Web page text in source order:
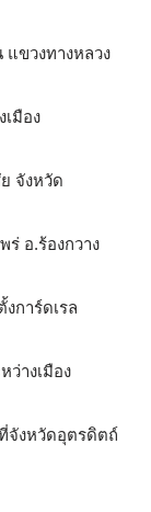
แขวงทางหลวง
มือง
จังหวัด
ร่ อ.ร้องกวาง
การ์ดเรล
ว่างเมือง
จังหวัดอุตรดิตถ์